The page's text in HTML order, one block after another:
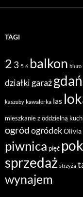
TAGI
2 3 5 6 balkon biuro
działki garaż
kaszuby kawalerka las
mieszkanie z oddzielną
ogródogródekOlivia
piwnica pięć
sprzedaż strzyża
wynajem